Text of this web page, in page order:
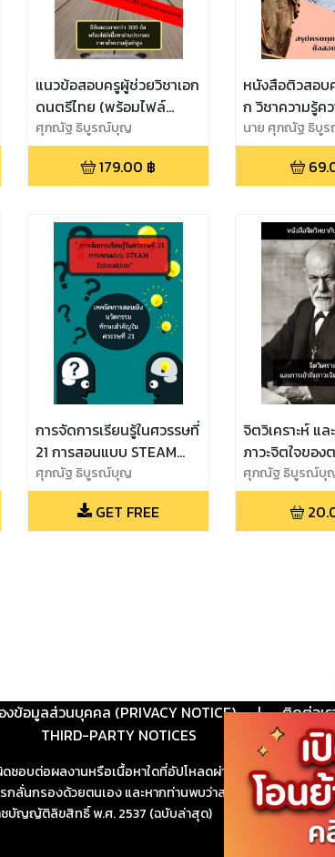
แนวข้อสอบครูผู้ช่วยวิชาเอก
ดนตรีไทย (พร้อมไฟล์
เนื้อหาอ่านประกอบ 284
หน้า)
ศุภณัฐ ธิบูรณ์บุญ
179.00 ฿
หนังสือติวสอบ
ก วิชาความรู้ค
ในการเป็นข้ารา
นาย ศุภณัฐ ธิบู
การจัดการเรียนรู้ในศวรรษที่
21 การสอนแบบ STEAM
Education
ศุภณัฐ ธิบูรณ์บุญ
GET FREE
จิตวิเคราะห์ และการเข้าใจ
ภาวะจิตใจของ
ศุภณัฐ ธิบูรณ์บุ
งข้อมูลส่วนบุคคล (PRIVACY NOTICE) | ติดต่อเร
THIRD-PARTY NOTICES
อบต่อผลงานหรือเนื้อหาใดที่อัปโหลดผ่านเว็บไซต์และปรา
นกรองด้วยตนเอง และหากท่านพบว่าส่วนหนึ่งส่วนใดขัดต่
ชบัญญัติลิขสิทธิ์ พ.ศ. 2537 (ฉบับล่าสุด)